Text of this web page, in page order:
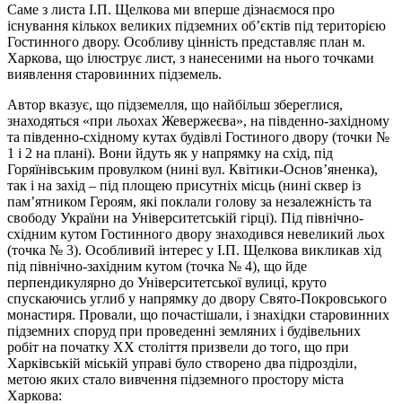
Саме з листа І.П. Щелкова ми вперше дізнаємося про
існування кількох великих підземних об’єктів під територією
Гостинного двору. Особливу цінність представляє план м.
Харкова, що ілюструє лист, з нанесеними на нього точками
виявлення старовинних підземель.
Автор вказує, що підземелля, що найбільш збереглися,
знаходяться «при льохах Жевержеєва», на південно-західному
та південно-східному кутах будівлі Гостиного двору (точки №
1 і 2 на плані). Вони йдуть як у напрямку на схід, під
Горяїнівським провулком (нині вул. Квітики-Основ’яненка),
так і на захід – під площею присутніх місць (нині сквер із
пам’ятником Героям, які поклали голову за незалежність та
свободу України на Університетській гірці). Під північно-
східним кутом Гостинного двору знаходився невеликий льох
(точка № 3). Особливий інтерес у І.П. Щелкова викликав хід
під північно-західним кутом (точка № 4), що йде
перпендикулярно до Університетської вулиці, круто
спускаючись углиб у напрямку до двору Свято-Покровського
монастиря. Провали, що почастішали, і знахідки старовинних
підземних споруд при проведенні земляних і будівельних
робіт на початку ХХ століття призвели до того, що при
Харківській міській управі було створено два підрозділи,
метою яких стало вивчення підземного простору міста
Харкова: